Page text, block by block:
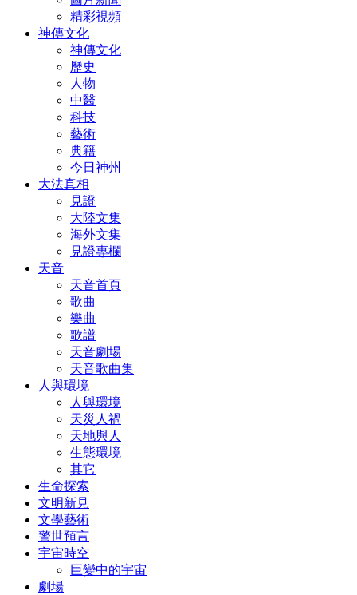
精彩視頻
神傳文化
神傳文化
歷史
人物
中醫
科技
藝術
典籍
今日神州
大法真相
見證
大陸文集
海外文集
見證專欄
天音
天音首頁
歌曲
樂曲
歌譜
天音劇場
天音歌曲集
人與環境
人與環境
天災人禍
天地與人
生態環境
其它
生命探索
文明新見
文學藝術
警世預言
宇宙時空
巨變中的宇宙
劇場